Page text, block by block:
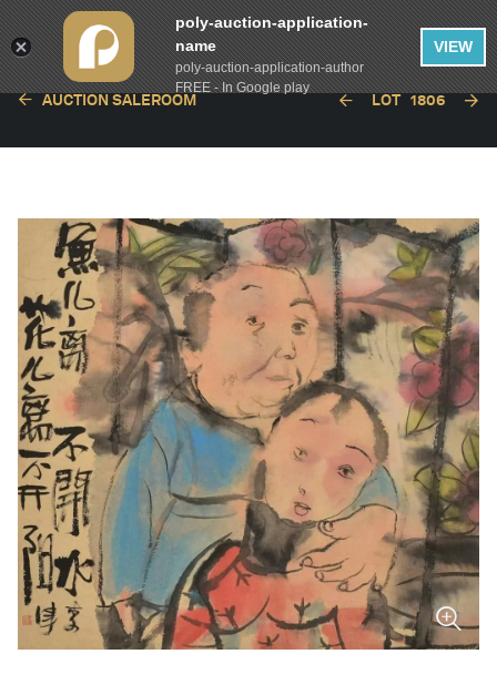
繁體中文
AUCTION SALEROOM LOT 1806
poly-auction-application-
name
poly-auction-application-author
FREE - In Google play
VIEW